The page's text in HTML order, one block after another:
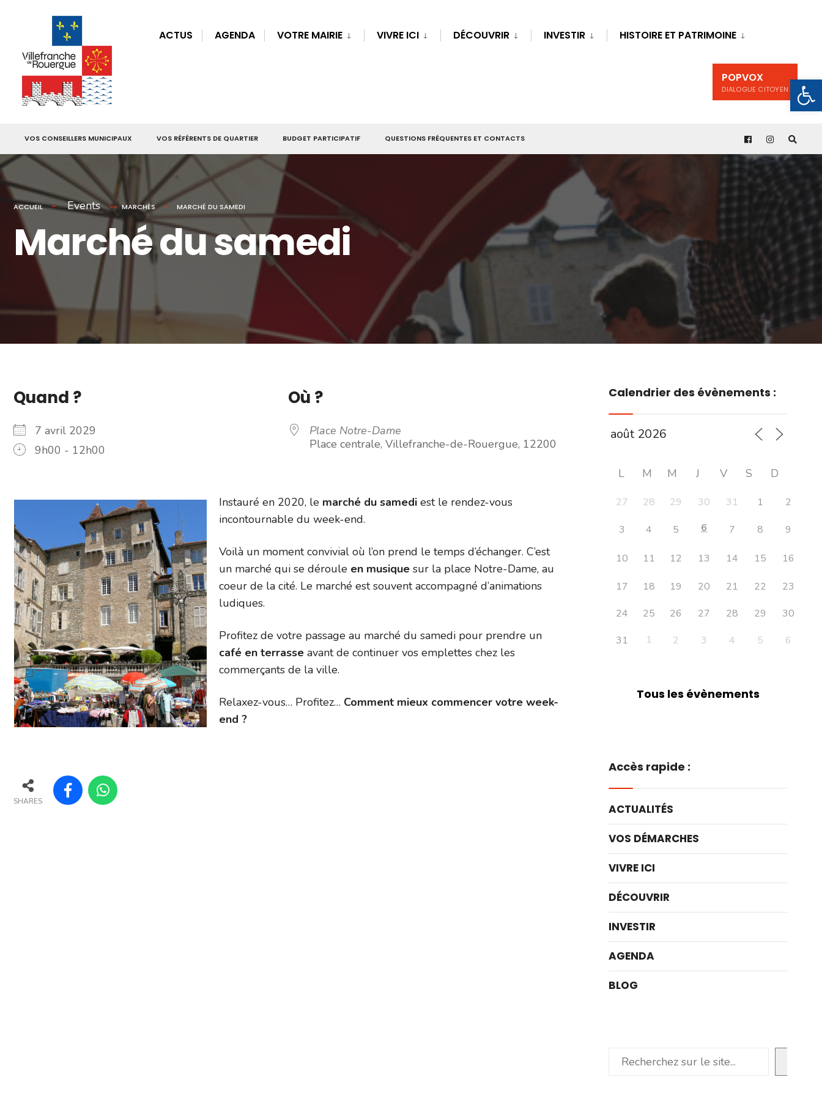
ACTUS AGENDA VOTRE MAIRIE VIVRE ICI DÉCOUVRIR INVESTIR HISTOIRE ET PATRIMOINE
POPVOX
DIALOGUE CITOYEN
VOS CONSEILLERS MUNICIPAUX VOS RÉFÉRENTS DE QUARTIER BUDGET PARTICIPATIF QUESTIONS FRÉQUENTES ET CONTACTS
ACCUEIL Events MARCHÉS MARCHÉ DU SAMEDI
Marché du samedi
Quand ?
7 avril 2029
9h00 - 12h00
Où ?
Place Notre-Dame
Place centrale, Villefranche-de-Rouergue, 12200
Instauré en 2020, le marché du samedi est le rendez-vous
incontournable du week-end.
Voilà un moment convivial où l’on prend le temps d’échanger. C’est
un marché qui se déroule en musique sur la place Notre-Dame, au
coeur de la cité. Le marché est souvent accompagné d’animations
ludiques.
Profitez de votre passage au marché du samedi pour prendre un
café en terrasse avant de continuer vos emplettes chez les
commerçants de la ville.
Relaxez-vous… Profitez… Comment mieux commencer votre week-
end ?
SHARES
Calendrier des évènements :
L M M J V S D
27 28 29 30 31 1 2
3 4 5 6 7 8 9
10 11 12 13 14 15 16
17 18 19 20 21 22
23
24
25 26 27 28 29
30
31
1 2 3 4 5 6
Tous les évènements
Accès rapide :
ACTUALITÉS
VOS DÉMARCHES
VIVRE ICI
DÉCOUVRIR
INVESTIR
AGENDA
BLOG
Rechercher